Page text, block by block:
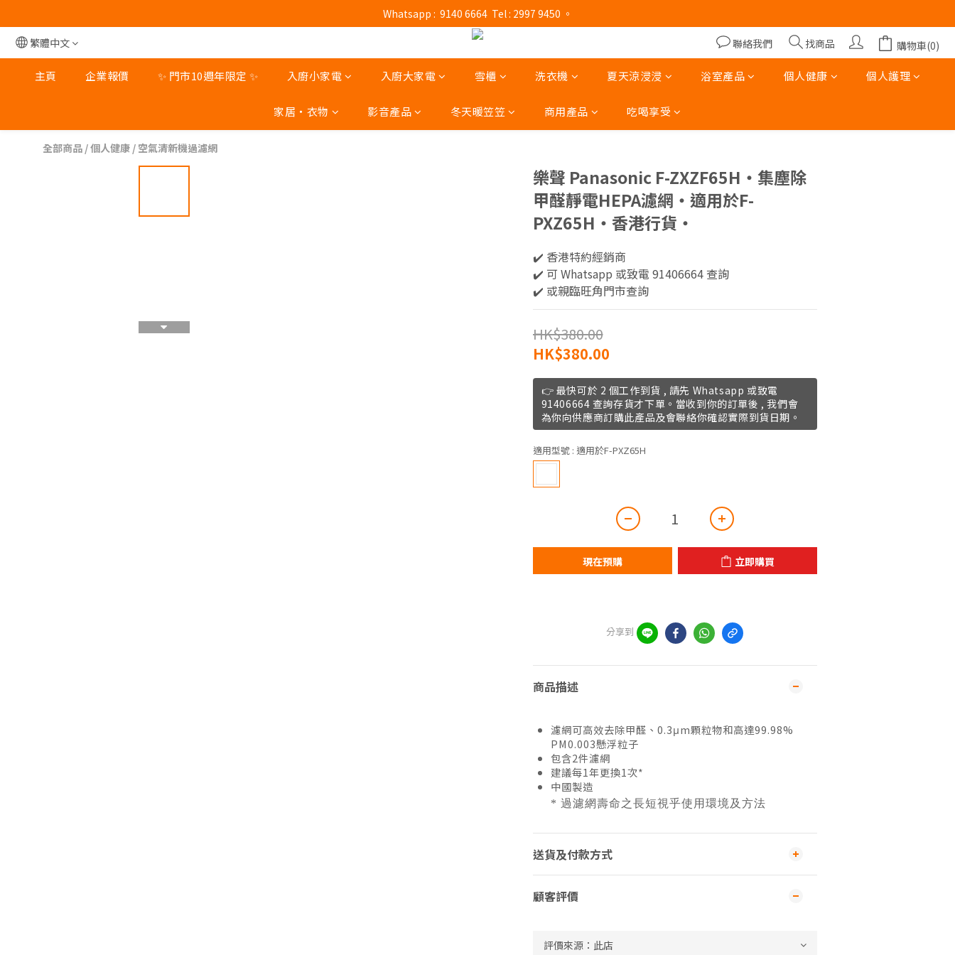
旺角門市營業時間 : (星期一至六 13:00 - 21:00 / 星期日及公眾假期 13:00 - 19:00)
Whatsapp :  9140 6664  Tel : 2997 9450 。
旺角門市營業時間 : (星期一至六 13:00 - 21:00 / 星期日及公眾假期 13:00 - 19:00)
繁體中文 聯絡我們 找商品 購物車(0)
主頁 企業報價 ✨ 門市10週年限定 ✨ 入廚小家電 入廚大家電 雪櫃 洗衣機 夏天涼浸浸 浴室產品 個人健康 個人護理
家居‧衣物 影音產品 冬天暖笠笠 商用產品 吃喝享受
全部商品 /個人健康 / 空氣清新機過濾網
樂聲 Panasonic F-ZXZF65H‧集塵除
甲醛靜電HEPA濾網‧適用於F-
PXZ65H‧香港行貨‧
✔️ 香港特約經銷商
✔️ 可 Whatsapp 或致電 91406664 查詢
✔️ 或親臨旺角門市查詢
HK$380.00
HK$380.00
👉 最快可於 2 個工作到貨 , 請先 Whatsapp 或致電
91406664 查詢存貨才下單。當收到你的訂單後 , 我們會
為你向供應商訂購此產品及會聯絡你確認實際到貨日期。
適用型號 : 適用於F-PXZ65H
現在預購 立即購買
分享到
商品描述
濾網可高效去除甲醛、0.3μm顆粒物和高達99.98%
PM0.003懸浮粒子
包含2件濾網
建議每1年更換1次*
中國製造
* 過濾網壽命之長短視乎使用環境及方法
送貨及付款方式
顧客評價